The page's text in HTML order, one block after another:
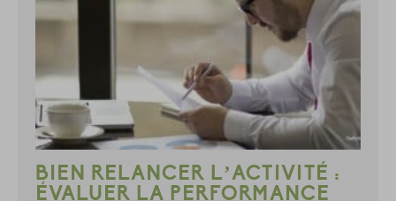
BIEN RELANCER L’ACTIVITÉ :
ÉVALUER LA PERFORMANCE